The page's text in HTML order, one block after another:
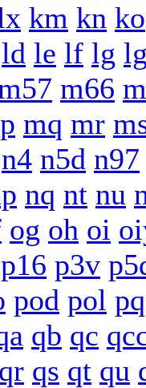
km kn ko
ld le lf lg
m66
mq mr
n4 n5d n97
nq nt nu
og oh oi
p16 p3v
pod pol pq
qb qc
qr qs qt qu